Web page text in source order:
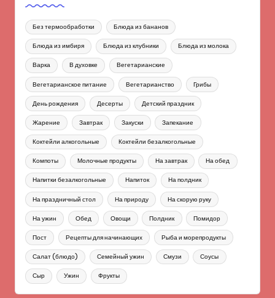
Без термообработки Блюда из бананов
Блюда из имбиря Блюда из клубники Блюда из молока
Варка В духовке Вегетарианские
Вегетарианское питание Вегетарианство Грибы
День рождения Десерты Детский праздник
Жарение Завтрак Закуски Запекание
Коктейли алкогольные Коктейли безалкогольные
Компоты Молочные продукты На завтрак На обед
Напитки безалкогольные Напиток На полдник
На праздничный стол На природу На скорую руку
На ужин Обед Овощи Полдник Помидор
Пост Рецепты для начинающих Рыба и морепродукты
Салат (блюдо) Семейный ужин Смузи Соусы
Сыр Ужин Фрукты